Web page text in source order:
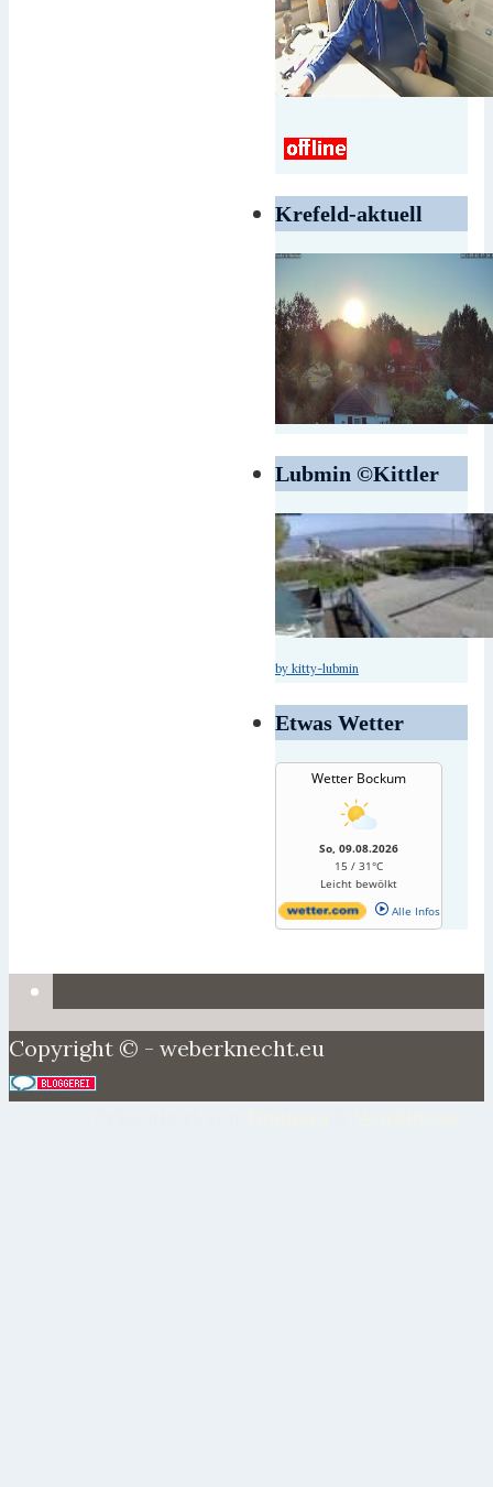
Krefeld-aktuell
Lubmin ©Kittler
by kitty-lubmin
Etwas Wetter
Wetter Bockum
So, 09.08.2026
15 / 31°C
Leicht bewölkt
Alle Infos
Copyright © - weberknecht.eu